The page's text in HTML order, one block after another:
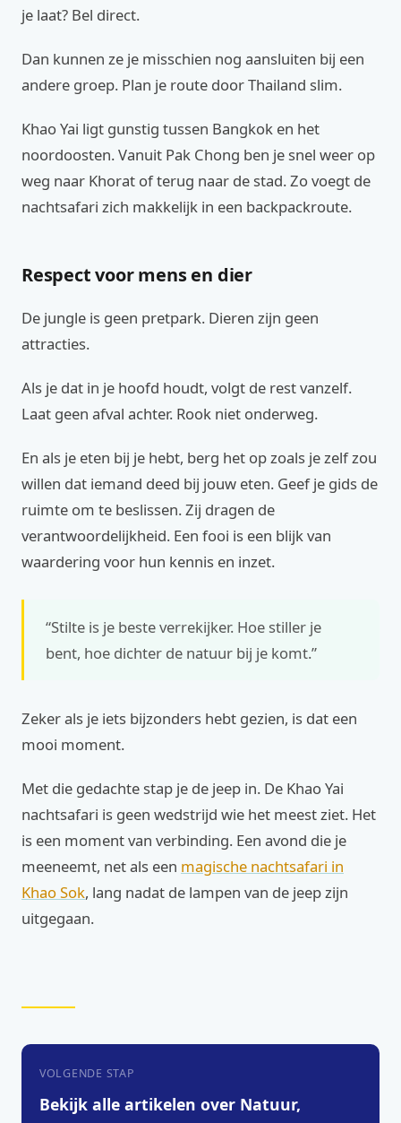
je laat? Bel direct.
Dan kunnen ze je misschien nog aansluiten bij een
andere groep. Plan je route door Thailand slim.
Khao Yai ligt gunstig tussen Bangkok en het
noordoosten. Vanuit Pak Chong ben je snel weer op
weg naar Khorat of terug naar de stad. Zo voegt de
nachtsafari zich makkelijk in een backpackroute.
Respect voor mens en dier
De jungle is geen pretpark. Dieren zijn geen
attracties.
Als je dat in je hoofd houdt, volgt de rest vanzelf.
Laat geen afval achter. Rook niet onderweg.
En als je eten bij je hebt, berg het op zoals je zelf zou
willen dat iemand deed bij jouw eten. Geef je gids de
ruimte om te beslissen. Zij dragen de
verantwoordelijkheid. Een fooi is een blijk van
waardering voor hun kennis en inzet.
“Stilte is je beste verrekijker. Hoe stiller je
bent, hoe dichter de natuur bij je komt.”
Zeker als je iets bijzonders hebt gezien, is dat een
mooi moment.
Met die gedachte stap je de jeep in. De Khao Yai
nachtsafari is geen wedstrijd wie het meest ziet. Het
is een moment van verbinding. Een avond die je
meeneemt, net als een magische nachtsafari in
Khao Sok, lang nadat de lampen van de jeep zijn
uitgegaan.
VOLGENDE STAP
Bekijk alle artikelen over Natuur,